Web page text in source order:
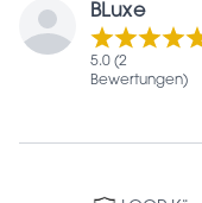
BLuxe
5.0 (2
Bewertungen)